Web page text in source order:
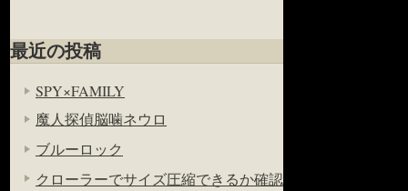
最近の投稿
SPY×FAMILY
魔人探偵脳噛ネウロ
ブルーロック
クローラーでサイズ圧縮できるか確認